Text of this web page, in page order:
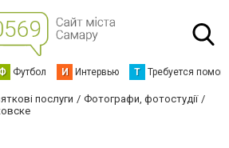
Ф Футбол И Интервью Т Требуется
послуги
Фотографи, фотостудії